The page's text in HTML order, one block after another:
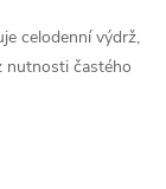
celodenní výdrž,
nutnosti častého